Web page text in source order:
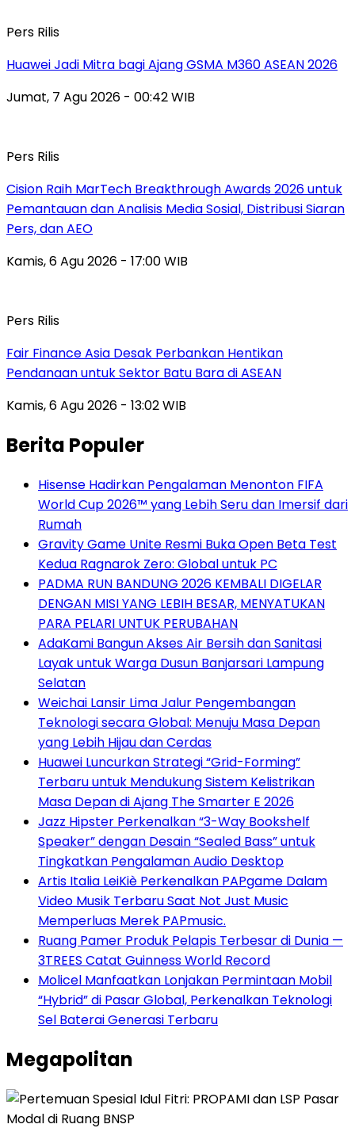
Pers Rilis
Huawei Jadi Mitra bagi Ajang GSMA M360 ASEAN 2026
Jumat, 7 Agu 2026 - 00:42 WIB
Pers Rilis
Cision Raih MarTech Breakthrough Awards 2026 untuk
Pemantauan dan Analisis Media Sosial, Distribusi Siaran
Pers, dan AEO
Kamis, 6 Agu 2026 - 17:00 WIB
Pers Rilis
Fair Finance Asia Desak Perbankan Hentikan
Pendanaan untuk Sektor Batu Bara di ASEAN
Kamis, 6 Agu 2026 - 13:02 WIB
Berita Populer
Hisense Hadirkan Pengalaman Menonton FIFA
World Cup 2026™ yang Lebih Seru dan Imersif dari
Rumah
Gravity Game Unite Resmi Buka Open Beta Test
Kedua Ragnarok Zero: Global untuk PC
PADMA RUN BANDUNG 2026 KEMBALI DIGELAR
DENGAN MISI YANG LEBIH BESAR, MENYATUKAN
PARA PELARI UNTUK PERUBAHAN
AdaKami Bangun Akses Air Bersih dan Sanitasi
Layak untuk Warga Dusun Banjarsari Lampung
Selatan
Weichai Lansir Lima Jalur Pengembangan
Teknologi secara Global: Menuju Masa Depan
yang Lebih Hijau dan Cerdas
Huawei Luncurkan Strategi “Grid-Forming”
Terbaru untuk Mendukung Sistem Kelistrikan
Masa Depan di Ajang The Smarter E 2026
Jazz Hipster Perkenalkan “3-Way Bookshelf
Speaker” dengan Desain “Sealed Bass” untuk
Tingkatkan Pengalaman Audio Desktop
Artis Italia LeiKiè Perkenalkan PAPgame Dalam
Video Musik Terbaru Saat Not Just Music
Memperluas Merek PAPmusic.
Ruang Pamer Produk Pelapis Terbesar di Dunia —
3TREES Catat Guinness World Record
Molicel Manfaatkan Lonjakan Permintaan Mobil
“Hybrid” di Pasar Global, Perkenalkan Teknologi
Sel Baterai Generasi Terbaru
Megapolitan